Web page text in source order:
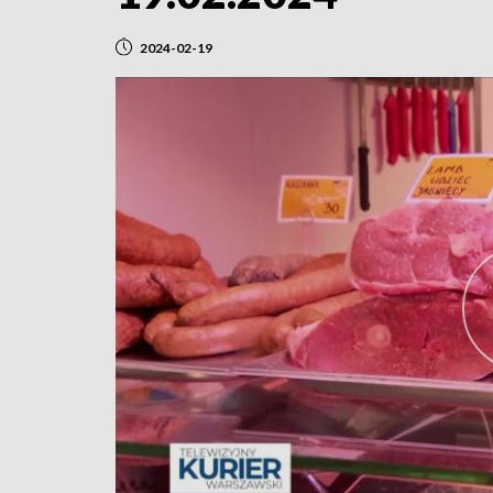
2024-02-19